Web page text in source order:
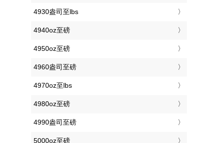
4930盎司至lbs
4940oz至磅
4950oz至磅
4960盎司至磅
4970oz至lbs
4980oz至磅
4990盎司至磅
5000oz至磅